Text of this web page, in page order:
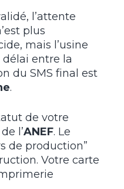
l’attente
plus
mais l’usine
entre la
du SMS final est
.
de votre
l’ANEF. Le
de production”
Votre carte